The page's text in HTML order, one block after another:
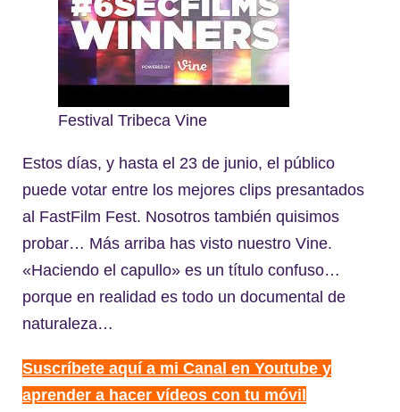
Festival Tribeca Vine
Estos días, y hasta el 23 de junio, el público
puede votar entre los mejores clips presantados
al FastFilm Fest. Nosotros también quisimos
probar… Más arriba has visto nuestro Vine.
«Haciendo el capullo» es un título confuso…
porque en realidad es todo un documental de
naturaleza…
Suscríbete aquí a mi Canal en Youtube y
aprender a hacer vídeos con tu móvil